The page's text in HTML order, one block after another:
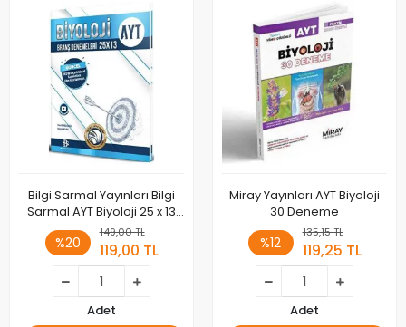
Bilgi Sarmal Yayınları Bilgi
Sarmal AYT Biyoloji 25 x 13
Branş Denemeleri
%20
149,00 TL
119,00 TL
Adet
Miray Yayınları AYT Biyoloji
30 Deneme
%12
135,15 TL
119,25 TL
Adet